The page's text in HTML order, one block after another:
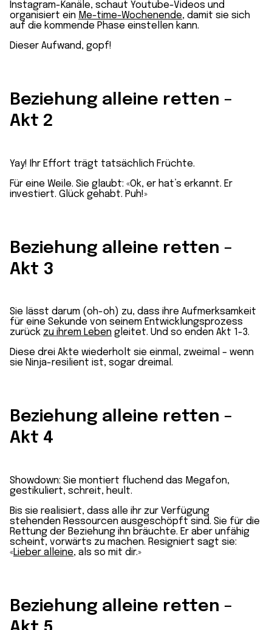
Instagram-Kanäle, schaut Youtube-Videos und
organisiert ein Me-time-Wochenende, damit sie sich
auf die kommende Phase einstellen kann.
Dieser Aufwand, gopf!
Beziehung alleine retten –
Akt 2
Yay! Ihr Effort trägt tatsächlich Früchte.
Für eine Weile. Sie glaubt: «Ok, er hat’s erkannt. Er
investiert. Glück gehabt. Puh!»
Beziehung alleine retten –
Akt 3
Sie lässt darum (oh-oh) zu, dass ihre Aufmerksamkeit
für eine Sekunde von seinem Entwicklungsprozess
zurück zu ihrem Leben gleitet. Und so enden Akt 1-3.
Diese drei Akte wiederholt sie einmal, zweimal – wenn
sie Ninja-resilient ist, sogar dreimal.
Beziehung alleine retten –
Akt 4
Showdown: Sie montiert fluchend das Megafon,
gestikuliert, schreit, heult.
Bis sie realisiert, dass alle ihr zur Verfügung
stehenden Ressourcen ausgeschöpft sind. Sie für die
Rettung der Beziehung ihn bräuchte. Er aber unfähig
scheint, vorwärts zu machen. Resigniert sagt sie:
«Lieber alleine, als so mit dir.»
Beziehung alleine retten –